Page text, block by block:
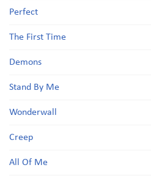
Perfect
The First Time
Demons
Stand By Me
Wonderwall
Creep
All Of Me